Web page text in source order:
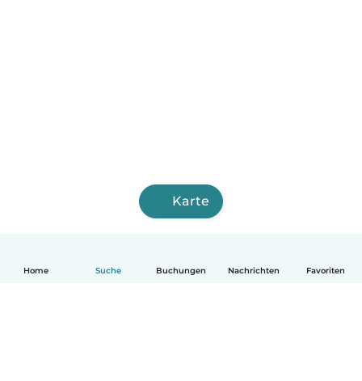
Home Suche Buchungen Nachrichten Favoriten
Karte